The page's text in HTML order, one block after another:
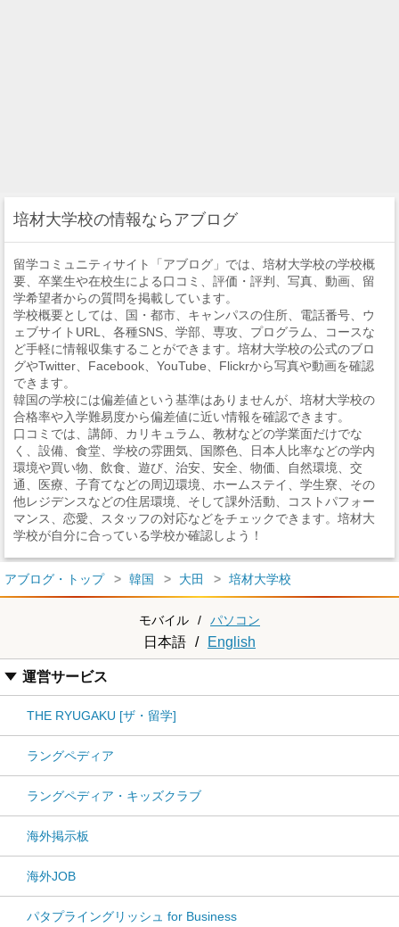
培材大学校の情報ならアブログ
留学コミュニティサイト「アブログ」では、培材大学校の学校概
要、卒業生や在校生による口コミ、評価・評判、写真、動画、留
学希望者からの質問を掲載しています。
学校概要としては、国・都市、キャンパスの住所、電話番号、ウ
ェブサイトURL、各種SNS、学部、専攻、プログラム、コースな
ど手軽に情報収集することができます。培材大学校の公式のブロ
グやTwitter、Facebook、YouTube、Flickrから写真や動画を確認
できます。
韓国の学校には偏差値という基準はありませんが、培材大学校の
合格率や入学難易度から偏差値に近い情報を確認できます。
口コミでは、講師、カリキュラム、教材などの学業面だけでな
く、設備、食堂、学校の雰囲気、国際色、日本人比率などの学内
環境や買い物、飲食、遊び、治安、安全、物価、自然環境、交
通、医療、子育てなどの周辺環境、ホームステイ、学生寮、その
他レジデンスなどの住居環境、そして課外活動、コストパフォー
マンス、恋愛、スタッフの対応などをチェックできます。培材大
学校が自分に合っている学校か確認しよう！
アブログ・トップ 韓国 大田 培材大学校
モバイル / パソコン
日本語 / English
運営サービス
THE RYUGAKU [ザ・留学]
ラングペディア
ラングペディア・キッズクラブ
海外掲示板
海外JOB
パタプライングリッシュ for Business